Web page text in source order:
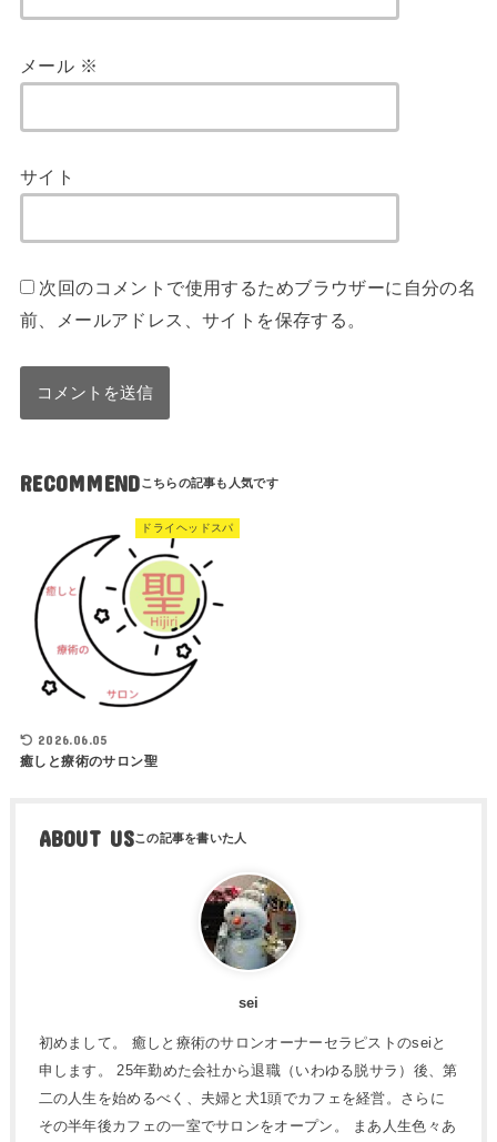
メール ※
サイト
次回のコメントで使用するためブラウザーに自分の名
前、メールアドレス、サイトを保存する。
RECOMMEND
ドライヘッドスパ
2026.06.05
癒しと療術のサロン聖
ABOUT US
sei
初めまして。 癒しと療術のサロンオーナーセラピストのseiと
申します。 25年勤めた会社から退職（いわゆる脱サラ）後、第
二の人生を始めるべく、夫婦と犬1頭でカフェを経営。さらに
その半年後カフェの一室でサロンをオープン。 まあ人生色々あ